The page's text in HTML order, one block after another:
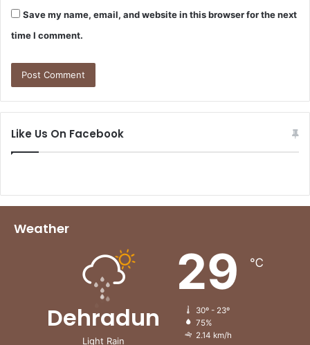
Save my name, email, and website in this browser for the next
time I comment.
Like Us On Facebook
Weather
Dehradun
Light Rain
29 ℃
30º - 23º
75%
2.14 km/h